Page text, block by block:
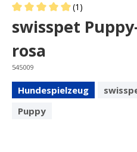
Average rating of 5 out of 5 stars
(1)
swisspet
rosa
545009
Hundespielzeug
Puppy